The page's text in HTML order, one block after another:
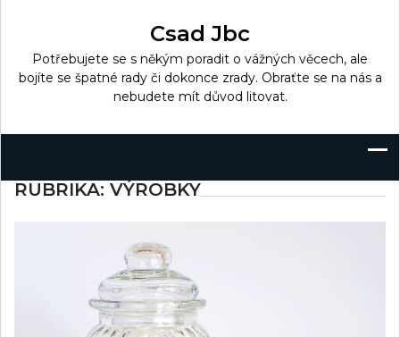
Csad Jbc
Potřebujete se s někým poradit o vážných věcech, ale
bojíte se špatné rady či dokonce zrady. Obraťte se na nás a
nebudete mít důvod litovat.
RUBRIKA: VÝROBKY